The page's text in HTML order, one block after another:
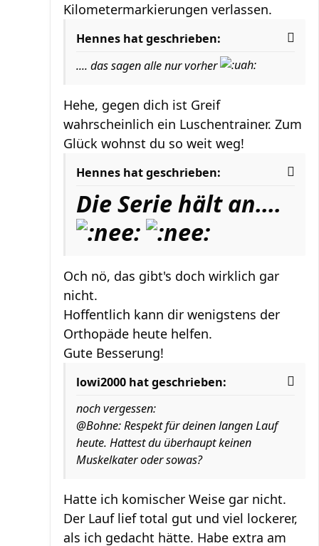
Kilometermarkierungen verlassen.
Hennes hat geschrieben:
.... das sagen alle nur vorher
Hehe, gegen dich ist Greif
wahrscheinlich ein Luschentrainer. Zum
Glück wohnst du so weit weg!
Hennes hat geschrieben:
Die Serie hält an....
Och nö, das gibt's doch wirklich gar
nicht.
Hoffentlich kann dir wenigstens der
Orthopäde heute helfen.
Gute Besserung!
lowi2000 hat geschrieben:
noch vergessen:
@Bohne: Respekt für deinen langen Lauf
heute. Hattest du überhaupt keinen
Muskelkater oder sowas?
Hatte ich komischer Weise gar nicht.
Der Lauf lief total gut und viel lockerer,
als ich gedacht hätte. Habe extra am